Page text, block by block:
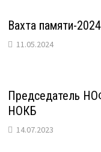
Вахта памяти-2024
11.05.2024
Председатель
НОКБ
14.07.2023